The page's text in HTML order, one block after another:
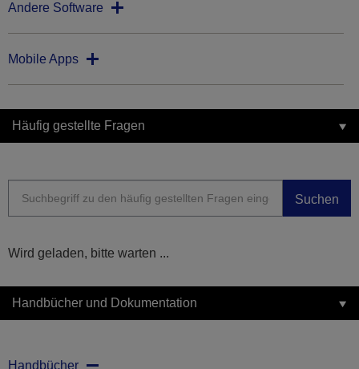
Andere Software
Mobile Apps
Häufig gestellte Fragen
Suchen
Wird geladen, bitte warten ...
Handbücher und Dokumentation
Handbücher